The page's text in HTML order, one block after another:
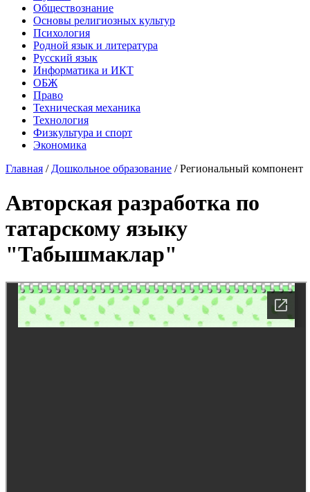
Обществознание
Основы религиозных культур
Психология
Родной язык и литература
Русский язык
Информатика и ИКТ
ОБЖ
Право
Техническая механика
Технология
Физкультура и спорт
Экономика
Главная / Дошкольное образование /Региональный компонент
Авторская разработка по
татарскому языку
"Табышмаклар"